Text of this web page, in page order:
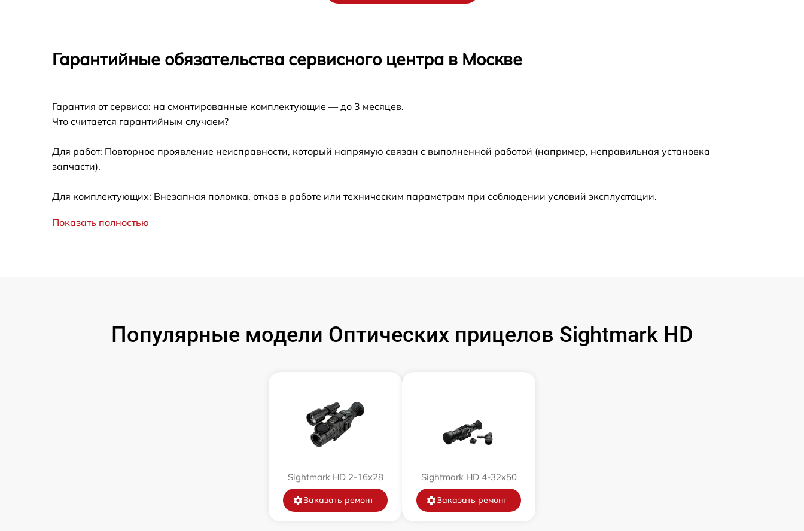
Калибровка и настройка тепловизора
Ремонт датчика синхроимпульсов от 60 мин 1550 р
Ремонт оптики
Восстановление питания от 60 мин 650 р
Замена корпуса
от 60 мин
Гарантийные обязательства сервисного центра в Москве
Гарантия от сервиса: на смонтированные комплектующие — до 3 месяцев.
Что считается гарантийным случаем?
Для работ: Повторное проявление неисправности, который напрямую связан с выполненной работой (например, неправильная установка
запчасти).
Для комплектующих: Внезапная поломка, отказ в работе или техническим параметрам при соблюдении условий эксплуатации.
Показать полностью
Популярные модели Оптических прицелов Sightmark HD
Sightmark HD 2-16x28
Заказать ремонт
Sightmark HD 4-32x50
Заказать ремонт